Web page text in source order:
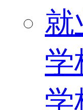
就
学
学